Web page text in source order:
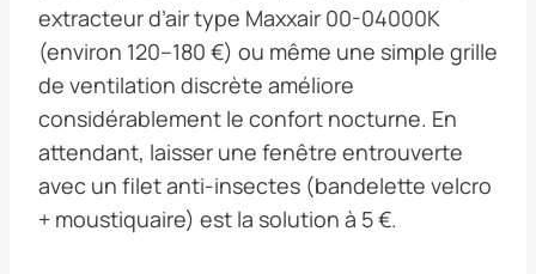
extracteur d’air type Maxxair 00-04000K
(environ 120–180 €) ou même une simple grille
de ventilation discrète améliore
considérablement le confort nocturne. En
attendant, laisser une fenêtre entrouverte
avec un filet anti-insectes (bandelette velcro
+ moustiquaire) est la solution à 5 €.